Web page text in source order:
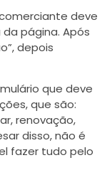
deve
página. Após
depois
que deve
que são:
renovação,
disso, não é
fazer tudo pelo